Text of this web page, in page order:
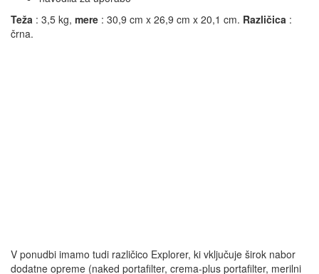
Teža : 3,5 kg, mere : 30,9 cm x 26,9 cm x 20,1 cm. Različica :
črna.
V ponudbi imamo tudi različico Explorer, ki vključuje širok nabor
dodatne opreme (naked portafilter, crema-plus portafilter, merilni